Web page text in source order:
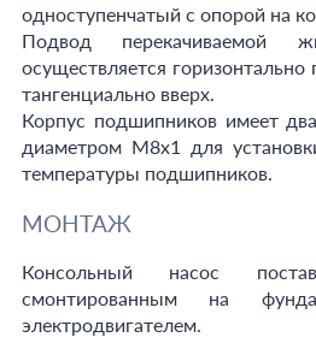
одноступенчатый с опорой на
Подвод перекачиваемой
осуществляется
тангенциально вверх.
Корпус подшипников имеет
диаметром М8х1 для
температуры подшипников.
МОНТАЖ
Консольный насос
смонтированным на
электродвигателем.